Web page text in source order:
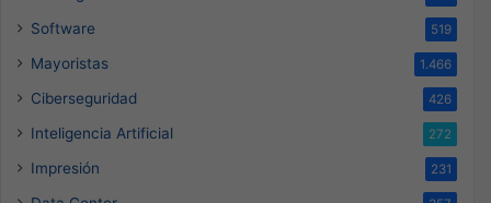
Software 519
Mayoristas 1.466
Ciberseguridad 426
Inteligencia Artificial 272
Impresión 231